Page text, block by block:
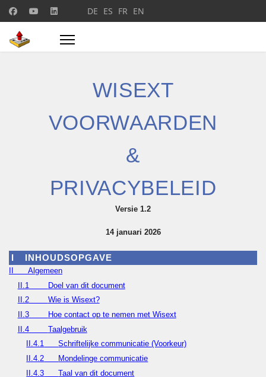
Selecteer de taal
DE ES FR EN
WISEXT
VOORWAARDEN
&
PRIVACYBELEID
Versie 1.2
14 januari 2026
INHOUDSOPGAVE
Algemeen
II.1
Doel van dit document
II.2
Wie is Wisext?
II.3
Hoe contact op te nemen met Wisext
II.4
Taalgebruik
II.4.1
Schriftelijke communicatie (Voorkeur)
II.4.2
Mondelinge communicatie
II.4.3
Taal van dit document